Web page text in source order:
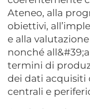
Ateneo, alla
obiettivi,
e alla
nonché
termini di
dei dati
centrali e